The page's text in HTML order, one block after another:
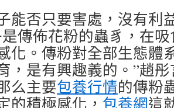
能否只要害處，沒有利
傳佈花粉的蟲豸，在
化。傳粉對全部生態體
，是有興趣義的。”趙
么主要包養行情的傳粉
的積極感化， 包養網這